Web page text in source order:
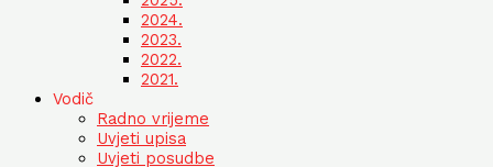
2024.
2023.
2022.
2021.
Vodič
Radno vrijeme
Uvjeti upisa
Uvjeti posudbe